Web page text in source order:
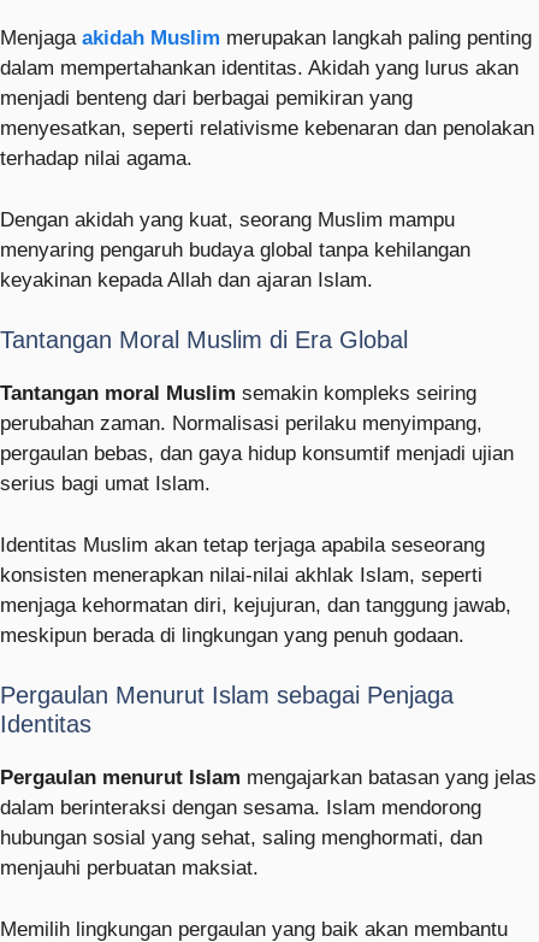
Menjaga akidah Muslim merupakan langkah paling penting
dalam mempertahankan identitas. Akidah yang lurus akan
menjadi benteng dari berbagai pemikiran yang
menyesatkan, seperti relativisme kebenaran dan penolakan
terhadap nilai agama.
Dengan akidah yang kuat, seorang Muslim mampu
menyaring pengaruh budaya global tanpa kehilangan
keyakinan kepada Allah dan ajaran Islam.
Tantangan Moral Muslim di Era Global
Tantangan moral Muslim semakin kompleks seiring
perubahan zaman. Normalisasi perilaku menyimpang,
pergaulan bebas, dan gaya hidup konsumtif menjadi ujian
serius bagi umat Islam.
Identitas Muslim akan tetap terjaga apabila seseorang
konsisten menerapkan nilai-nilai akhlak Islam, seperti
menjaga kehormatan diri, kejujuran, dan tanggung jawab,
meskipun berada di lingkungan yang penuh godaan.
Pergaulan Menurut Islam sebagai Penjaga
Identitas
Pergaulan menurut Islam mengajarkan batasan yang jelas
dalam berinteraksi dengan sesama. Islam mendorong
hubungan sosial yang sehat, saling menghormati, dan
menjauhi perbuatan maksiat.
Memilih lingkungan pergaulan yang baik akan membantu